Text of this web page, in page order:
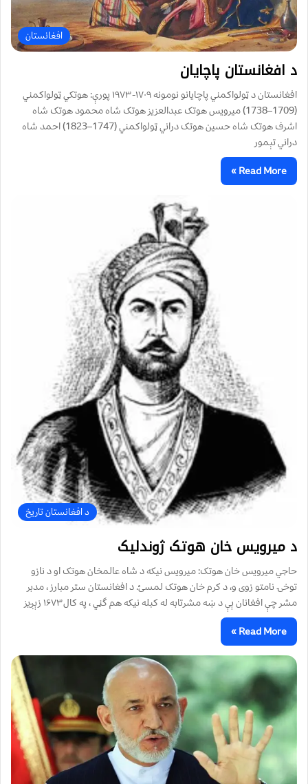
افغانستان
د افغانستان پاچايان
افغانستان د ټولواکمني پاچايانو نومونه ۱۷۰۹-۱۹۷۳ پورې: هوتکي ټولواکمني
(1709–1738) ميرويس هوتک عبدالعزيز هوتک شاه محمود هوتک شاه
اشرف هوتک شاه حسين هوتک دراني ټولواکمني (1747–1823) احمد شاه
دراني تېمور
Read More »
د افغانستان تاریخ
د میرویس خان هوتک ژوندلیک
حاجي ميرويس خان هوتک: میرویس نیکه د شاه عالمخان هوتک او د نازو
توخۍ نامتو زوی و، د کرم خان هوتک لمسئ. د افغانستان ستر مبارز ، مدبر
مشر چې افغانان ېې د ښه مشرتابه له کبله نيکه هم گڼي ، په کال۱۶۷۳ زېږيز
Read More »